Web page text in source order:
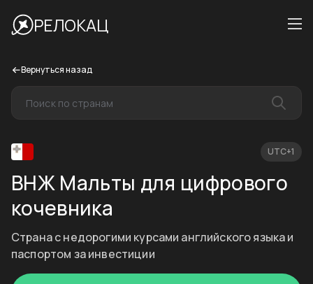
РЕЛОКАЦ
Вернуться назад
UTC+1
ВНЖ Мальты для цифрового
кочевника
Страна с недорогими курсами английского языка и
паспортом за инвестиции